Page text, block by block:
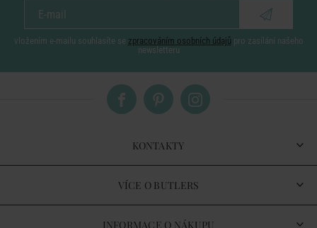
vložením e-mailu souhlasíte se zpracováním osobních údajů pro zasílání našeho
newsletteru
KONTAKTY
VÍCE O BUTLERS
INFORMACE O NÁKUPU